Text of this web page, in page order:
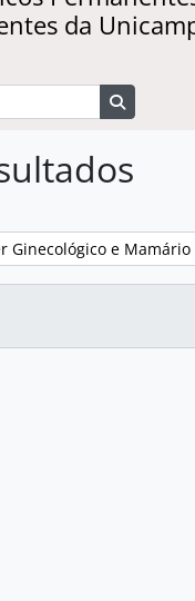
da
Ginecológico e Mamário